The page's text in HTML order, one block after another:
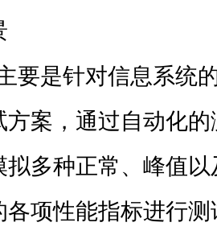
是针对信息系统
方案，通过自动化
拟多种正常、峰值
各项性能指标进行